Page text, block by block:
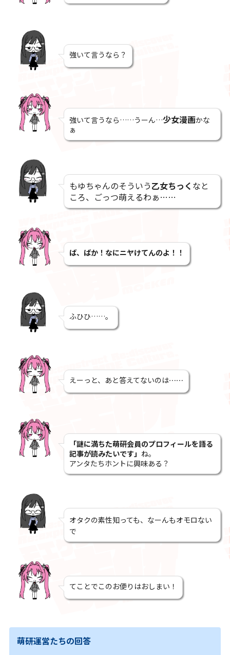
強いて言うなら？
強いて言うなら……うーん…少女漫画かな
ぁ
もゆちゃんのそういう乙女ちっく なと
ころ、ごっつ萌えるわぁ……
ば、ばか！なにニヤけてんのよ！！
ふひひ……。
えーっと、あと答えてないのは……
「謎に満ちた萌研会員のプロフィールを語る
記事が読みたいです」 ね。
アンタたちホントに興味ある？
オタクの素性知っても、なーんもオモロない
で
てことでこのお便りはおしまい！
萌研運営たちの回答